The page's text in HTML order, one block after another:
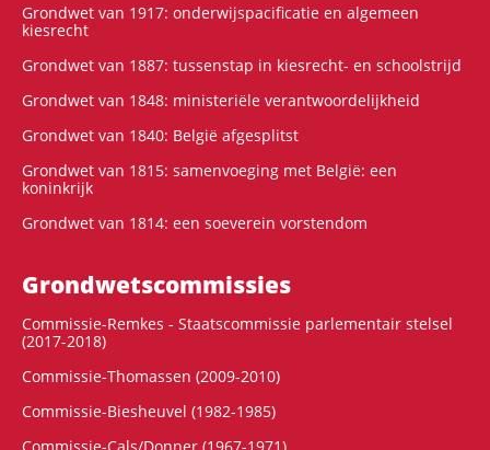
Grondwet van 1917: onderwijspacificatie en algemeen
kiesrecht
Grondwet van 1887: tussenstap in kiesrecht- en schoolstrijd
Grondwet van 1848: ministeriële verantwoordelijkheid
Grondwet van 1840: België afgesplitst
Grondwet van 1815: samenvoeging met België: een
koninkrijk
Grondwet van 1814: een soeverein vorstendom
Grondwets­commissies
Commissie-Remkes - Staatscommissie parlementair stelsel
(2017-2018)
Commissie-Thomassen (2009-2010)
Commissie-Biesheuvel (1982-1985)